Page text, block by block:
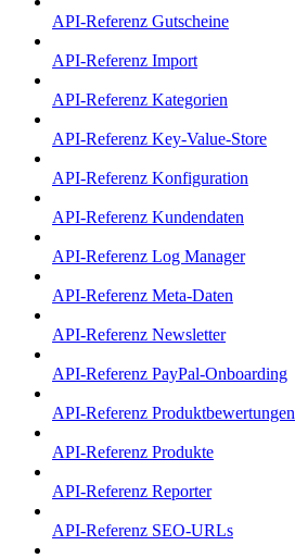
API-Referenz Gutscheine
API-Referenz Import
API-Referenz Kategorien
API-Referenz Key-Value-Store
API-Referenz Konfiguration
API-Referenz Kundendaten
API-Referenz Log Manager
API-Referenz Meta-Daten
API-Referenz Newsletter
API-Referenz PayPal-Onboarding
API-Referenz Produktbewertungen
API-Referenz Produkte
API-Referenz Reporter
API-Referenz SEO-URLs